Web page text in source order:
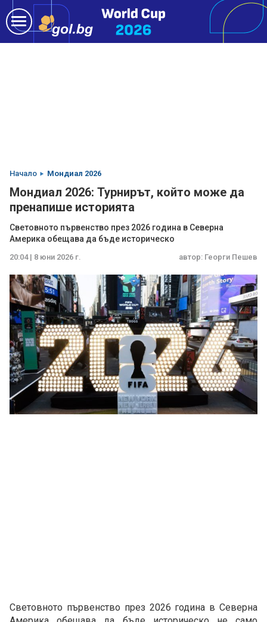
Начало Мондиал 2026
Мондиал 2026: Турнирът, който може да
пренапише историята
Световното първенство през 2026 година в Северна
Америка обещава да бъде историческо
20:04 | 8 юни 2026 г. автор: Георги Пешев
Световното първенство през 2026 година в Северна